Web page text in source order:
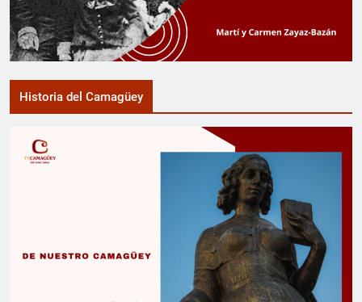
Historia del Camagüey